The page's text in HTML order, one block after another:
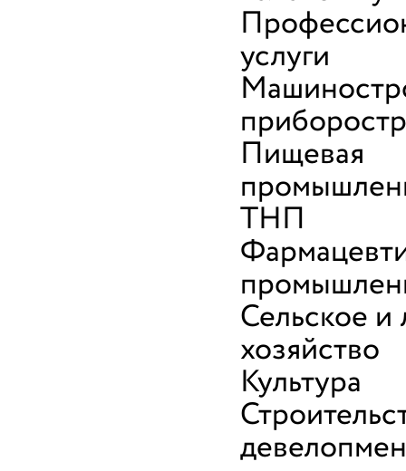
услуги
Пищевая
ТНП
Сельское и
хозяйство
Культура